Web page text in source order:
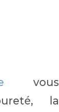
vous
la